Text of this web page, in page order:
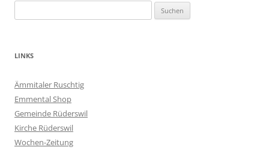
nach:
LINKS
Ämmitaler Ruschtig
Emmental Shop
Gemeinde Rüderswil
Kirche Rüderswil
Wochen-Zeitung